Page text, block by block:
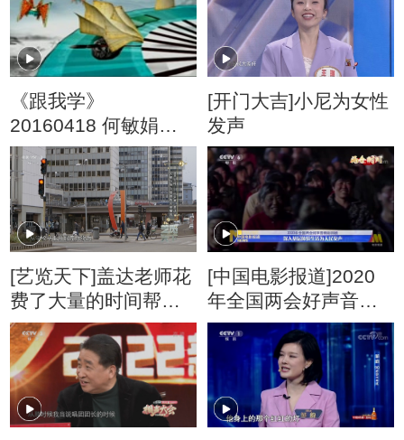
《跟我学》
20160418 何敏娟戏
曲声乐教学
[开门大吉]小尼为女性
发声
[艺览天下]盖达老师花
费了大量的时间帮助
盖达打磨他的发声
[中国电影报道]2020
年全国两会好声音精
彩回顾 深入基层体验
生活为人民发声